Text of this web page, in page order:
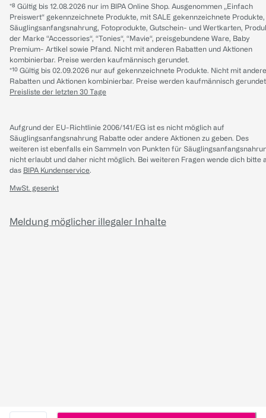
*⁸ Gültig bis 12.08.2026 nur im BIPA Online Shop. Ausgenommen „Einfach
Preiswert“ gekennzeichnete Produkte, mit SALE gekennzeichnete Produkte,
Säuglingsanfangsnahrung, Fotoprodukte, Gutschein- und Wertkarten,
der Marke “Accessories“, “Tonies“, “Mavie“, preisgebundene Ware, Baby
Premium- Artikel sowie Pfand. Nicht mit anderen Rabatten und Aktionen
kombinierbar. Preise werden kaufmännisch gerundet.
*¹⁰ Gültig bis 02.09.2026 nur auf gekennzeichnete Produkte. Nicht mit
Rabatten und Aktionen kombinierbar. Preise werden kaufmännisch
Preisliste der letzten 30 Tage
Aufgrund der EU-Richtlinie 2006/141/EG ist es nicht möglich auf
Säuglingsanfangsnahrung Rabatte oder andere Aktionen zu geben. Des
weiteren ist ebenfalls ein Sammeln von Punkten für
nicht erlaubt und daher nicht möglich. Bei weiteren Fragen wende dich bitte
das BIPA Kundenservice.
MwSt. gesenkt
Meldung möglicher illegaler Inhalte